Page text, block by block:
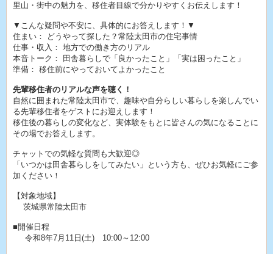
里山・街中の魅力を、移住者目線で分かりやすくお伝えします！
▼こんな疑問や不安に、具体的にお答えします！▼
住まい： どうやって探した？常陸太田市の住宅事情
仕事・収入： 地方での働き方のリアル
本音トーク： 田舎暮らしで「良かったこと」「実は困ったこと」
準備： 移住前にやっておいてよかったこと
先輩移住者のリアルな声を聴く！
自然に囲まれた常陸太田市で、趣味や自分らしい暮らしを楽しんでい
る先輩移住者をゲストにお迎えします！
移住後の暮らしの変化など、実体験をもとに皆さんの気になることに
その場でお答えします。
チャットでの気軽な質問も大歓迎◎
「いつかは田舎暮らしをしてみたい」という方も、ぜひお気軽にご参
加ください！
【対象地域】
茨城県常陸太田市
■開催日程
令和8年7月11日(土) 10:00～12:00